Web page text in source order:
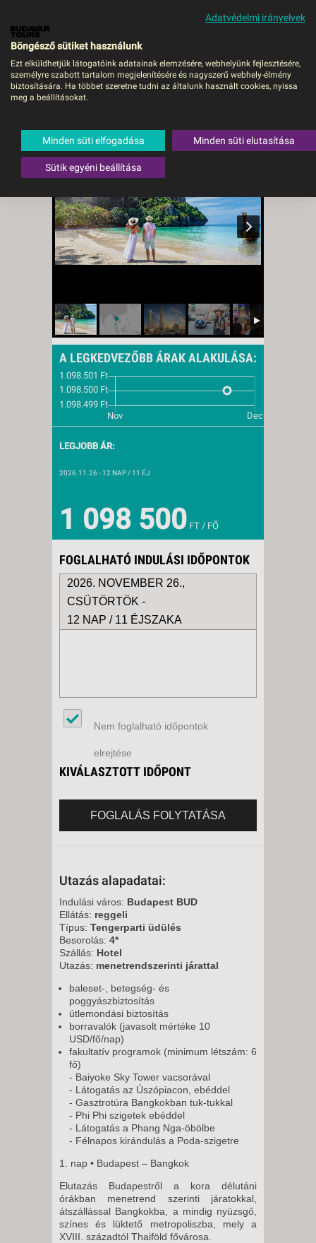
MENÜ
BANGKOK ÉS KRABI -
Thaiföld,Krabi
A LEGKEDVEZŐBB ÁRAK ALAKULÁSA:
LEGJOBB ÁR:
2026.11.26 - 12 NAP / 11 ÉJ
1 098 500 FT / FŐ
FOGLALHATÓ INDULÁSI IDŐPONTOK
2026. NOVEMBER 26.,
CSÜTÖRTÖK -
12 NAP / 11 ÉJSZAKA
Nem foglalható időpontok
elrejtése
KIVÁLASZTOTT IDŐPONT
FOGLALÁS FOLYTATÁSA
Utazás alapadatai:
Indulási város: Budapest BUD
Ellátás: reggeli
Típus: Tengerparti üdülés
Besorolás: 4*
Szállás: Hotel
Utazás: menetrendszerinti járattal
baleset-, betegség- és
poggyászbiztosítás
útlemondási biztosítás
borravalók (javasolt mértéke 10
USD/fő/nap)
fakultatív programok (minimum létszám: 6
fő)
- Baiyoke Sky Tower vacsorával
- Látogatás az Úszópiacon, ebéddel
- Gasztrotúra Bangkokban tuk-tukkal
- Phi Phi szigetek ebéddel
- Látogatás a Phang Nga-öbölbe
- Félnapos kirándulás a Poda-szigetre
1. nap • Budapest – Bangkok
Elutazás Budapestről a kora délutáni
órákban menetrend szerinti járatokkal,
átszállással Bangkokba, a mindig nyüzsgő,
színes és lüktető metropoliszba, mely a
XVIII. századtól Thaiföld fővárosa.
Adatvédelmi irányelvek
Böngésző sütiket használunk
Ezt elküldhetjük látogatóink adatainak elemzésére, webhelyünk fejlesztésére,
személyre szabott tartalom megjelenítésére és nagyszerű webhely-élmény
biztosítására. Ha többet szeretne tudni az általunk használt cookies, nyissa
meg a beállításokat.
Minden süti elfogadása Minden süti elutasítása
Sütik egyéni beállítása